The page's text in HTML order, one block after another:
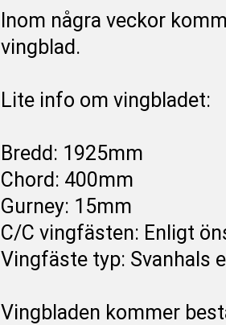
Inom några veckor
vingblad.
Lite info om vingbladet:
Bredd: 1925mm
Chord: 400mm
Gurney: 15mm
C/C vingfästen: Enligt
Vingfäste typ: Svanhals
Vingbladen kommer